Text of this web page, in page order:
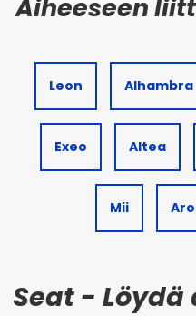
Leon Alhambra
Exeo Altea
Mii
Seat -